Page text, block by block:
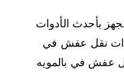
بأحدث الأدوات
نقل عفش في
عفش في بالمويه